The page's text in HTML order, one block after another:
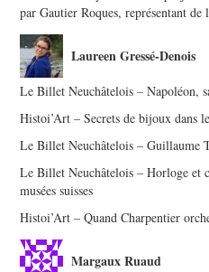
par Gautier Roques, représentant de
Laureen Gressé-Denois
Le Billet Neuchâtelois – Napoléon,
Histoi’Art – Secrets de bijoux dans
Le Billet Neuchâtelois – Guillaume
Le Billet Neuchâtelois – Horloge et
musées suisses
Histoi’Art – Quand Charpentier
Margaux Ruaud